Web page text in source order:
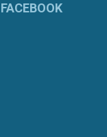
FACEBOOK